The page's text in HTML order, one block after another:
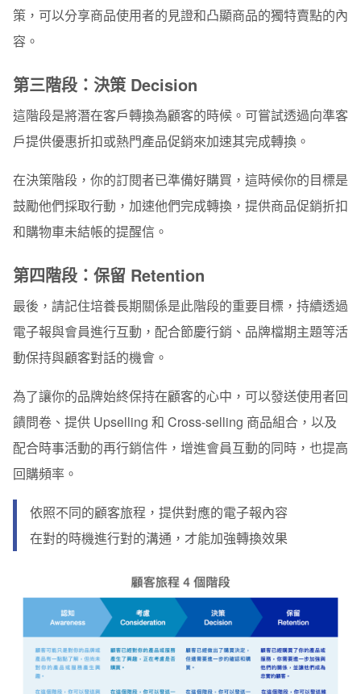
策，可以分享商品使用者的見證和凸顯商品的獨特賣點的內
容。
第三階段：決策 Decision
這階段是將潛在客戶轉換為顧客的時候。可嘗試透過向準客
戶提供優惠折扣或熱門產品促銷來加速其完成轉換。
在決策階段，你的訂閱者已準備好購買，這時候你的目標是
鼓勵他們採取行動，加速他們完成轉換，提供商品促銷折扣
和購物車未結帳的提醒信。
第四階段：保留 Retention
最後，請記住培養長期關係是此階段的重要目標，持續透過
電子報與會員進行互動，配合節慶行銷、品牌檔期主題等活
動保持與顧客對話的機會。
為了讓你的品牌始終保持在顧客的心中，可以發送使用者回
饋問卷、提供 Upselling 和 Cross-selling 商品組合，以及
配合時事活動的再行銷信件，增進會員互動的同時，也提高
回購頻率。
依照不同的顧客旅程，提供對應的電子報內容
在對的時機進行對的溝通，才能加強轉換效果